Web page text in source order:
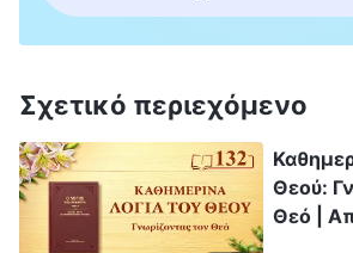
Σχετικό περιεχόμενο
Θεού:
Θεό |